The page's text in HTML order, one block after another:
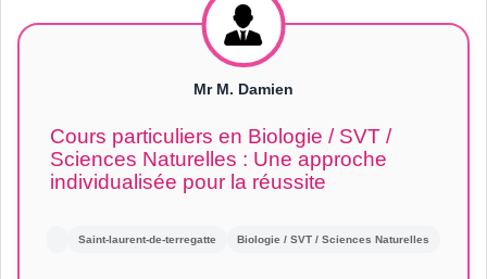
Mr M. Damien
Cours particuliers en Biologie / SVT /
Sciences Naturelles : Une approche
individualisée pour la réussite
Saint-laurent-de-terregatte Biologie / SVT / Sciences Naturelles